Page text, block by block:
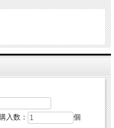
せております、通常のカレンダ
イヤルは自動的に回転して行き
入数： 個